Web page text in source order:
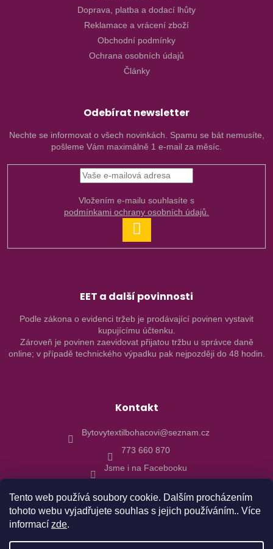
Tento web používá soubory cookie. Dalším procházením
tohoto webu vyjadřujete souhlas s jejich používáním.. Více
informací zde.
Doprava, platba a dodací lhůty
Reklamace a vrácení zboží
Obchodní podmínky
Ochrana osobních údajů
Články
Odebírat newsletter
Nechte se informovat o všech novinkách. Spamu se bát nemusíte,
pošleme Vám maximálně 1 e-mail za měsíc.
podmínkami ochrany osobních údajů.
SE
EET a další povinnosti
Podle zákona o evidenci tržeb je prodávající povinen vystavit
kupujícímu účtenku.
Zároveň je povinen zaevidovat přijatou tržbu u správce daně
online; v případě technického výpadku pak nejpozději do 48 hodin.
Kontakt
Bytovytextilbohacovi@seznam.cz
773 660 870
Jsme i na Facebooku